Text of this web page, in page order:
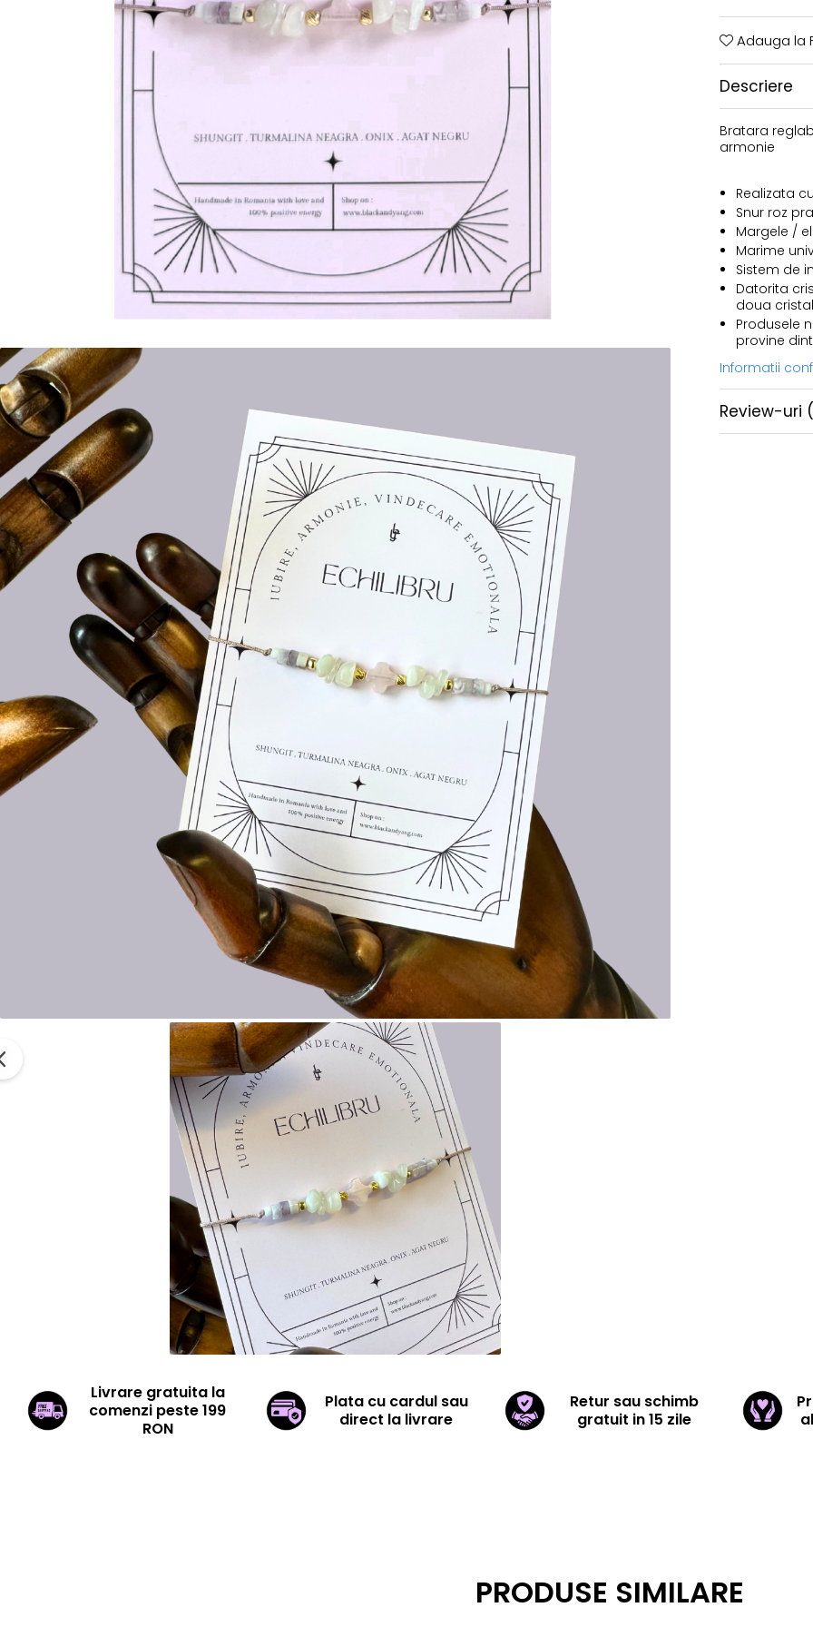
Adauga la
Descriere
Bratara
armonie
Realizata
Snur roz
Margele /
Marime
Sistem de
Datorita
doua
Produsele
provine
Informatii
Review-uri
Livrare gratuita la
comenzi peste 199
RON
Plata cu cardul sau
direct la livrare
Retur sau schimb
gratuit in 15 zile
PRODUSE SIMILARE